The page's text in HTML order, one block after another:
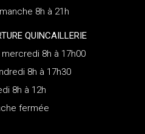
8h à 21h
QUINCAILLERIE
8h à 17h00
8h à 17h30
8h à 12h
fermée